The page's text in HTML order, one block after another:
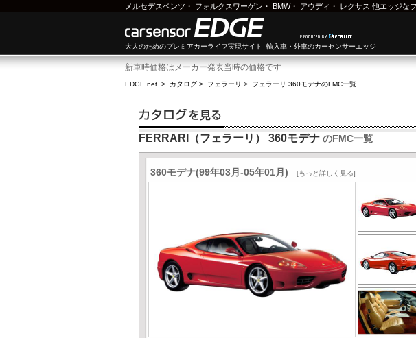
メルセデスベンツ ・ フォルクスワーゲン ・ BMW・ アウディ ・ レクサス 他エッジな
大人のためのプレミアカーライフ実現サイト 輸入車・外車のカーセンサーエッジ
新車時価格はメーカー発表当時の価格です
EDGE.net > カタログ > フェラーリ > フェラーリ 360モデナのFMC一覧
FERRARI（フェラーリ） 360モデナ のFMC一覧
360モデナ(99年03月-05年01月) [もっと詳しく見る]